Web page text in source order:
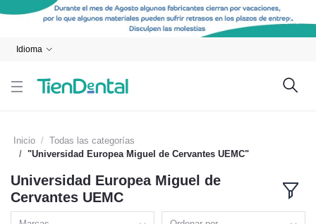
Idioma
Inicio
Todas las categorías
"Universidad Europea Miguel de Cervantes UEMC"
Universidad Europea Miguel de
Cervantes UEMC